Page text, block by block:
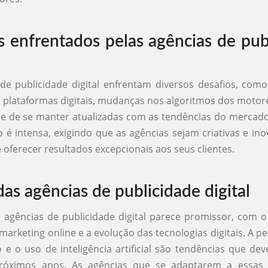
enfrentados pelas agências de
publicidade digital enfrentam diversos desafios,
plataformas digitais, mudanças nos algoritmos dos
de se manter atualizadas com as tendências do
é intensa, exigindo que as agências sejam criativas e
oferecer resultados excepcionais aos seus clientes.
agências de publicidade digital
de publicidade digital parece promissor, com
online e a evolução das tecnologias digitais. A
e o uso de inteligência artificial são tendências que
anos. As agências que se adaptarem a essas